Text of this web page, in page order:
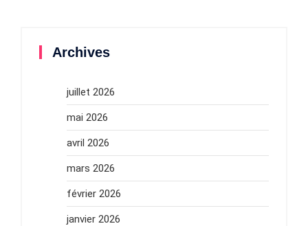
Archives
juillet 2026
mai 2026
avril 2026
mars 2026
février 2026
janvier 2026